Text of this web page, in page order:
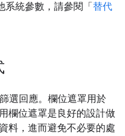
系統參數，請參閱「替代
篩選回應。欄位遮罩用於
欄位遮罩是良好的設計做
料，進而避免不必要的處